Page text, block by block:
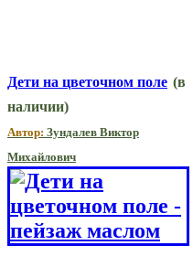
Дети на цветочном поле (в
наличии)
Автор: Зундалев Виктор
Михайлович